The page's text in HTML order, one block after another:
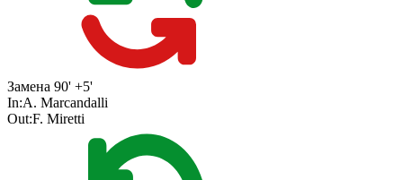
Замена 90' +5'
In:A. Marcandalli
Out:F. Miretti